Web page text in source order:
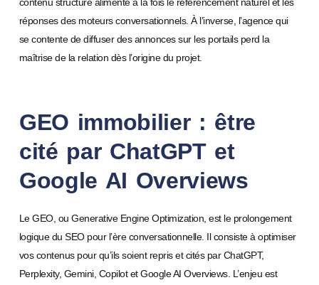
réponses des moteurs conversationnels. À l’inverse, l’agence qui
se contente de diffuser des annonces sur les portails perd la
maîtrise de la relation dès l’origine du projet.
GEO immobilier : être
cité par ChatGPT et
Google AI Overviews
Le GEO, ou Generative Engine Optimization, est le prolongement
logique du SEO pour l’ère conversationnelle. Il consiste à optimiser
vos contenus pour qu’ils soient repris et cités par ChatGPT,
Perplexity, Gemini, Copilot et Google AI Overviews. L’enjeu est